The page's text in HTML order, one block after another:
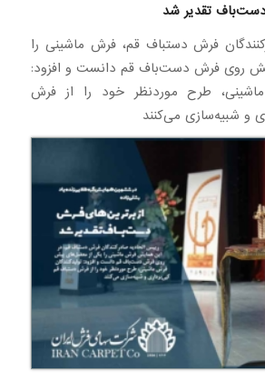
تقدیر شد
فرش دستباف قم، فرش ماشینی را
روی فرش دست‌باف قم دانست و افزود:
ماشینی، طرح موردنظر خود را از فرش
و شبیه‌سازی می‌کنند